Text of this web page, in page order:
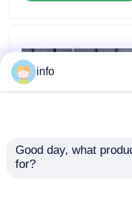
খবর
ব্রেক মেশিন চাপুন
11 KW Press Brake
info
Good day, what
for?